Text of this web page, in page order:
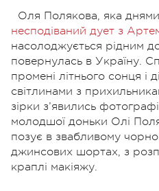
Оля Полякова, яка
несподіваний дует з
насолоджується рідним
повернулась в Україну.
промені літнього сонця і
світлинами з
зірки з’явились
молодшої доньки Олі
позує в звабливому
джинсових шортах, з
краплі макіяжу.